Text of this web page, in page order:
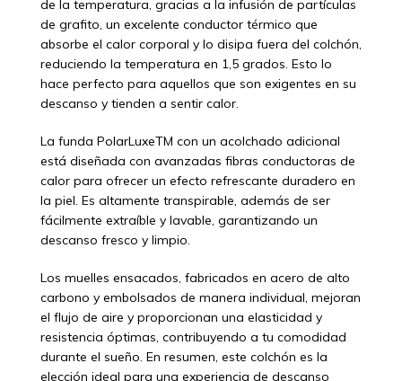
de la temperatura, gracias a la infusión de partículas
de grafito, un excelente conductor térmico que
absorbe el calor corporal y lo disipa fuera del colchón,
reduciendo la temperatura en 1,5 grados. Esto lo
hace perfecto para aquellos que son exigentes en su
descanso y tienden a sentir calor.
La funda PolarLuxeTM con un acolchado adicional
está diseñada con avanzadas fibras conductoras de
calor para ofrecer un efecto refrescante duradero en
la piel. Es altamente transpirable, además de ser
fácilmente extraíble y lavable, garantizando un
descanso fresco y limpio.
Los muelles ensacados, fabricados en acero de alto
carbono y embolsados de manera individual, mejoran
el flujo de aire y proporcionan una elasticidad y
resistencia óptimas, contribuyendo a tu comodidad
durante el sueño. En resumen, este colchón es la
elección ideal para una experiencia de descanso